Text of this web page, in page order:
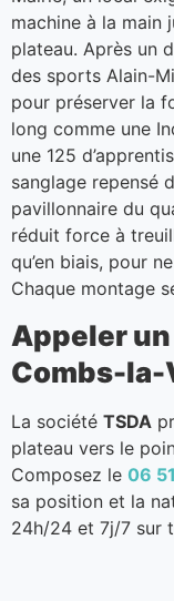
machine à la main
plateau. Après un
des sports Alain-
pour préserver la
long comme une
une 125
sanglage repensé
pavillonnaire du
réduit force à
qu’en biais, pour
Chaque montage
Appeler
Combs-la-
La société TSDA
plateau vers le
Composez le 06
sa position et la
24h/24 et 7j/7 sur